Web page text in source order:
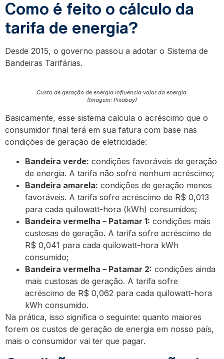
Como é feito o cálculo da
tarifa de energia?
Desde 2015, o governo passou a adotar o Sistema de
Bandeiras Tarifárias.
Custo de geração de energia influencia valor da energia.
(Imagem: Pixabay)
Basicamente, esse sistema calcula o acréscimo que o
consumidor final terá em sua fatura com base nas
condições de geração de eletricidade:
Bandeira verde: condições favoráveis de geração
de energia. A tarifa não sofre nenhum acréscimo;
Bandeira amarela: condições de geração menos
favoráveis. A tarifa sofre acréscimo de R$ 0,013
para cada quilowatt-hora (kWh) consumidos;
Bandeira vermelha – Patamar 1: condições mais
custosas de geração. A tarifa sofre acréscimo de
R$ 0,041 para cada quilowatt-hora kWh
consumido;
Bandeira vermelha – Patamar 2: condições ainda
mais custosas de geração. A tarifa sofre
acréscimo de R$ 0,062 para cada quilowatt-hora
kWh consumido.
Na prática, isso significa o seguinte: quanto maiores
forem os custos de geração de energia em nosso país,
mais o consumidor vai ter que pagar.